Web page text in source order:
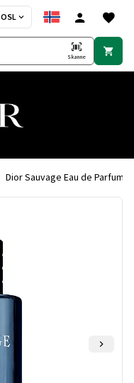
OSL
Skanne
Dior Sauvage Eau de Parfum